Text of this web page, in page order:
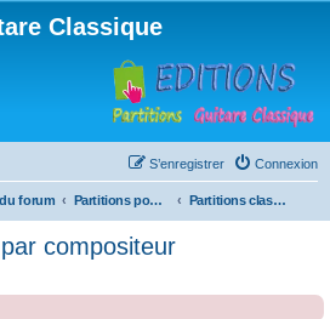
Classique
Connexion
S’enregistrer
forum Partitions pour guitare en libre téléchargement Partitions classées par compositeur
compositeur